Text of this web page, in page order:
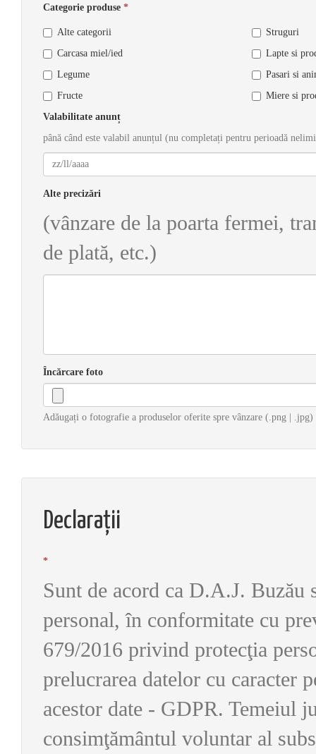
Categorie produse *
Alte categorii
Carcasa miel/ied
Legume
Fructe
Struguri
Lapte si
Pasari si
Miere si
Valabilitate anunț
până când este valabil anunțul (nu completați pentru perioadă
Alte precizări
(vânzare de la poarta fermei,
de plată, etc.)
Încărcare foto
Adăugați o fotografie a produselor oferite spre vânzare (.png | .jpg)
Declarații
*
Sunt de acord ca D.A.J. Buzău
personal, în conformitate cu
679/2016 privind protecţia
prelucrarea datelor cu caracter
acestor date - GDPR. Temeiul
consimţământul voluntar al